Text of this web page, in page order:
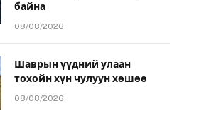
байна
08/08/2026
Шаврын үүдний улаан
тохойн хүн чулуун хөшөө
08/08/2026